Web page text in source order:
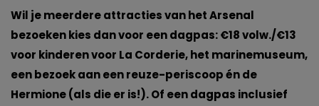
Wil je meerdere attracties van het Arsenal
bezoeken kies dan voor een dagpas: €18 volw./€13
voor kinderen voor La Corderie, het marinemuseum,
een bezoek aan een reuze-periscoop én de
Hermione (als die er is!). Of een dagpas inclusief